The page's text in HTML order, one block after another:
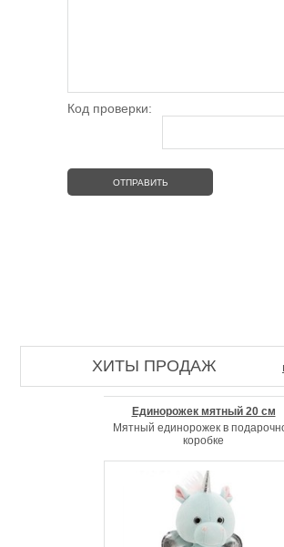
Код проверки:
ХИТЫ ПРОДАЖ
Единорожек мятный 20 см
Мятный единорожек в
коробке